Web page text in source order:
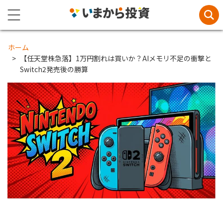
ホーム
【任天堂株急落】1万円割れは買いか？AIメモリ不足の衝撃と
Switch2発売後の勝算